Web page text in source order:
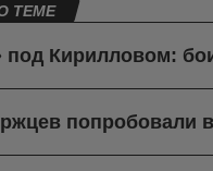
ТЕМЕ
под Кирилловом:
попробовали